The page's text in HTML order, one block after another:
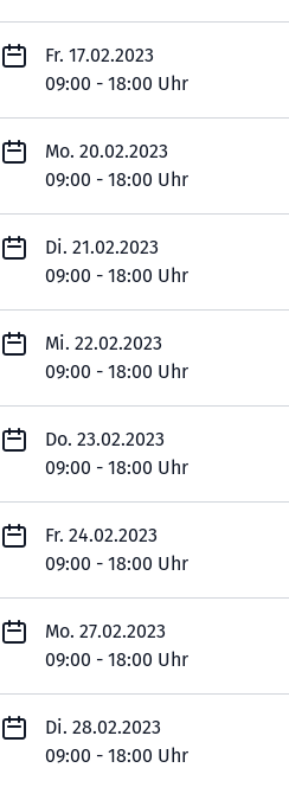
Fr. 17.02.2023
09:00 - 18:00 Uhr
Mo. 20.02.2023
09:00 - 18:00 Uhr
Di. 21.02.2023
09:00 - 18:00 Uhr
Mi. 22.02.2023
09:00 - 18:00 Uhr
Do. 23.02.2023
09:00 - 18:00 Uhr
Fr. 24.02.2023
09:00 - 18:00 Uhr
Mo. 27.02.2023
09:00 - 18:00 Uhr
Di. 28.02.2023
09:00 - 18:00 Uhr